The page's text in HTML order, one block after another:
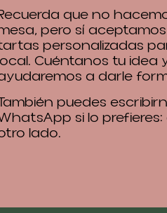
que no
pero sí
personalizadas
Cuéntanos tu idea
a darle
puedes
si lo
lado.